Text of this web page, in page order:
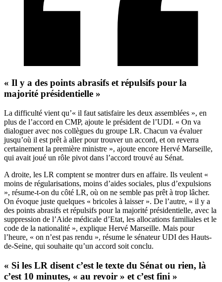
« Il y a des points abrasifs et répulsifs pour la
majorité présidentielle »
La difficulté vient qu’« il faut satisfaire les deux assemblées », en
plus de l’accord en CMP, ajoute le président de l’UDI. « On va
dialoguer avec nos collègues du groupe LR. Chacun va évaluer
jusqu’où il est prêt à aller pour trouver un accord, et on reverra
certainement la première ministre », ajoute encore Hervé Marseille,
qui avait joué un rôle pivot dans l’accord trouvé au Sénat.
A droite, les LR comptent se montrer durs en affaire. Ils veulent «
moins de régularisations, moins d’aides sociales, plus d’expulsions
», résume-t-on du côté LR, où on ne semble pas prêt à trop lâcher.
On évoque juste quelques « bricoles à laisser ». De l’autre, « il y a
des points abrasifs et répulsifs pour la majorité présidentielle, avec la
suppression de l’Aide médicale d’Etat, les allocations familiales et le
code de la nationalité », explique Hervé Marseille. Mais pour
l’heure, « on n’est pas rendu », résume le sénateur UDI des Hauts-
de-Seine, qui souhaite qu’un accord soit conclu.
« Si les LR disent c’est le texte du Sénat ou rien, là
c’est 10 minutes, « au revoir » et c’est fini »